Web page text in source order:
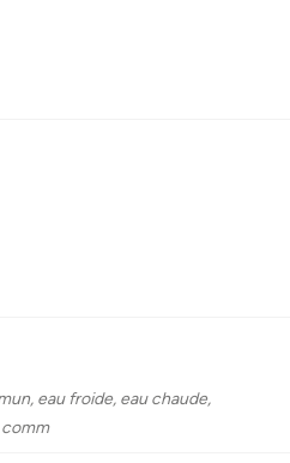
eau froide, eau chaude,